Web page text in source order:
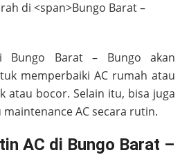
Bungo Barat – Bungo akan
memperbaiki AC rumah atau
atau bocor. Selain itu, bisa juga
maintenance AC secara rutin.
AC di Bungo Barat –